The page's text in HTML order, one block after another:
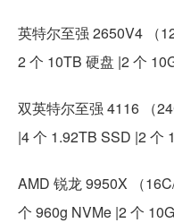
英特尔至强 2650V4 （
2 个 10TB 硬盘 |2 个
双英特尔至强 4116 （
|4 个 1.92TB SSD |2 个
AMD 锐龙 9950X （
个 960g NVMe |2 个